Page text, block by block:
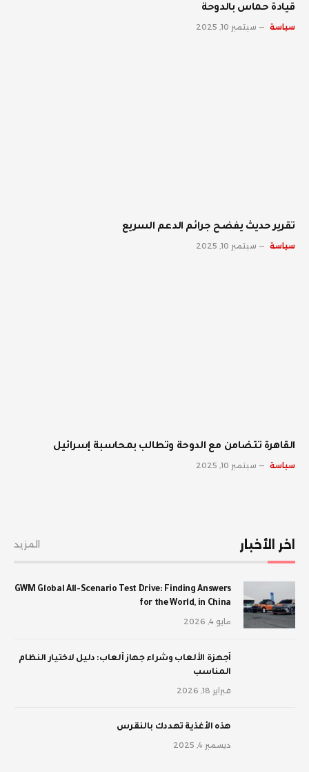
قيادة حماس بالدوحة
سياسة سبتمبر 10, 2025
تقرير حديث يفضح جرائم الدعم السريع
سياسة سبتمبر 10, 2025
القاهرة تتضامن مع الدوحة وتطالب بمحاسبة إسرائيل
سياسة سبتمبر 10, 2025
اخر الأخبار المزيد
GWM Global All-Scenario Test Drive: Finding Answers
for the World, in China
مايو 4, 2026
أجهزة الألعاب وشراء جهاز ألعاب: دليل لاختيار النظام
المناسب
فبراير 18, 2026
‫هذه الأغذية تهددك بالنقرس
ديسمبر 4, 2025